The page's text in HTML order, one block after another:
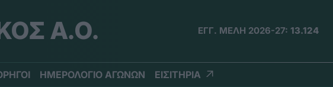
Α.Ο. ΕΓΓ. ΜΕΛΗ 2026-27: 13.124
ΗΜΕΡΟΛΟΓΙΟ ΑΓΩΝΩΝ ΕΙΣΙΤΗΡΙΑ